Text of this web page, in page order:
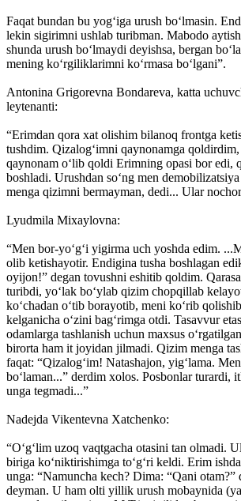
Faqat bundan bu yog‘iga urush bo‘lmasin.
le­kin sigirimni ushlab turibman. Mabodo
shunda urush bo‘lmaydi deyishsa, bergan
mening ko‘rgiliklarimni ko‘rmasa bo‘lgani”.
Antonina Grigorevna Bondareva, katta
leytenanti:
“Erimdan qora xat olishim bilanoq frontga
tushdim. Qizalog‘imni qaynonamga
qaynonam o‘lib qoldi Erimning opasi bor edi,
boshladi. Urushdan so‘ng men
menga qizimni bermayman, dedi... Ular
Lyudmila Mixaylovna:
“Men bor-yo‘g‘i yigirma uch yoshda edim.
olib ketishayotir. Endigina tusha boshlagan
oyijon!” degan tovushni eshitib qoldim.
turibdi, yo‘lak bo‘ylab qizim chopqillab
ko‘chadan o‘tib borayotib, meni ko‘rib
kelganicha o‘zini bag‘rimga otdi. Tasavvur
odamlarga tashlanish uchun maxsus
birorta ham it joyidan jilmadi. Qizim menga
faqat: “Qizalog‘im! Natashajon, yig‘lama.
bo‘laman...” derdim xolos. Posbonlar turardi,
unga tegmadi...”
Nadejda Vikentevna Xatchenko:
“O‘g‘lim uzoq vaqtgacha otasini tan olmadi.
biriga ko‘niktirishimga to‘g‘ri keldi. Erim
unga: “Namuncha kech? Dima: “Qani otam?”
deyman. U ham olti yillik urush mobaynida